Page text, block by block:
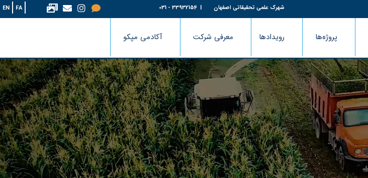
شهرک علمی تحقیقاتی اصفهان | 33932154 - 031
FA
EN
پروژه‌ها رویدادها معرفی شرکت آکادمی مپکو